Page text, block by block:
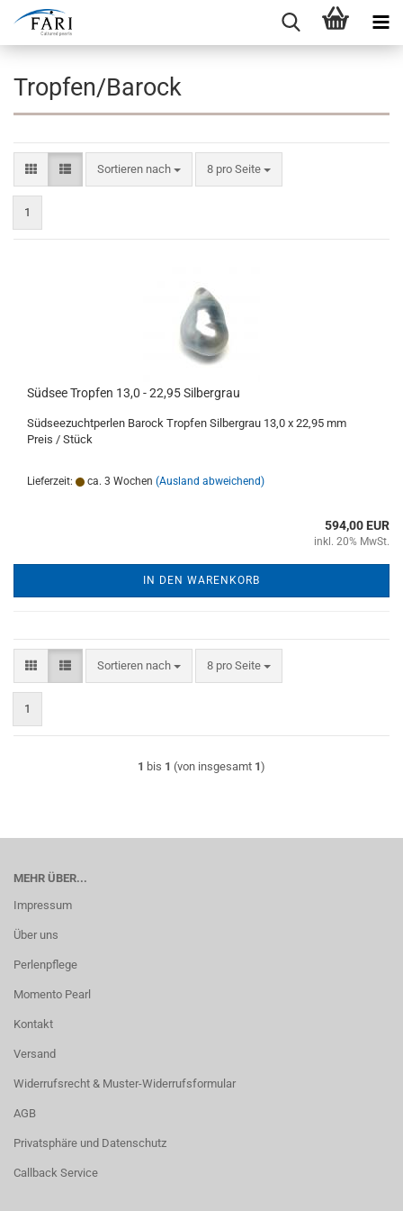
Tropfen/Barock
Sortieren nach
Sortieren nach 8 pro Seite
pro Seite
1
Südsee Tropfen 13,0 - 22,95 Silbergrau
Südseezuchtperlen Barock Tropfen Silbergrau 13,0 x 22,95 mm
Preis / Stück
Lieferzeit: ca. 3 Wochen (Ausland abweichend)
594,00 EUR
inkl. 20% MwSt.
IN DEN WARENKORB
Sortieren nach
Sortieren nach 8 pro Seite
pro Seite
1
1 bis 1 (von insgesamt 1)
MEHR ÜBER...
Impressum
Über uns
Perlenpflege
Momento Pearl
Kontakt
Versand
Widerrufsrecht & Muster-Widerrufsformular
AGB
Privatsphäre und Datenschutz
Callback Service